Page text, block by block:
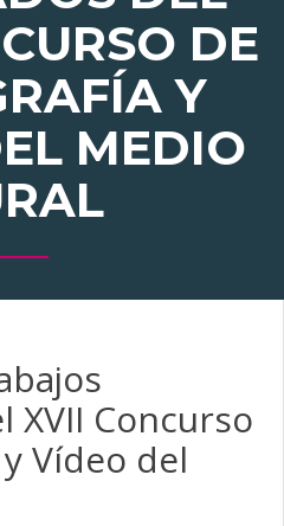
DE
Y
MEDIO
XVII Concurso
Vídeo del